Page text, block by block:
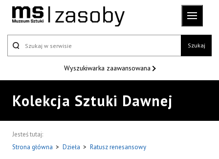
Szukaj
Wyszukiwarka zaawansowana
Kolekcja Sztuki Dawnej
Jesteś tutaj:
Strona główna > Dzieła > Ratusz renesansowy